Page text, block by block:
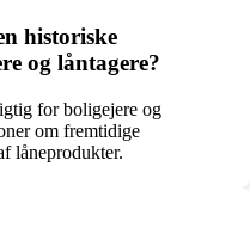
historiske
og låntagere?
for boligejere og
om fremtidige
låneprodukter.